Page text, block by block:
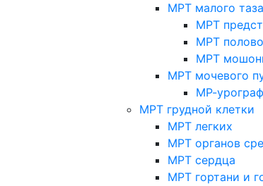
МРТ малого
МРТ
МРТ
МРТ
МРТ мочевого
МР-
МРТ грудной клетки
МРТ легких
МРТ органов
МРТ сердца
МРТ гортани и